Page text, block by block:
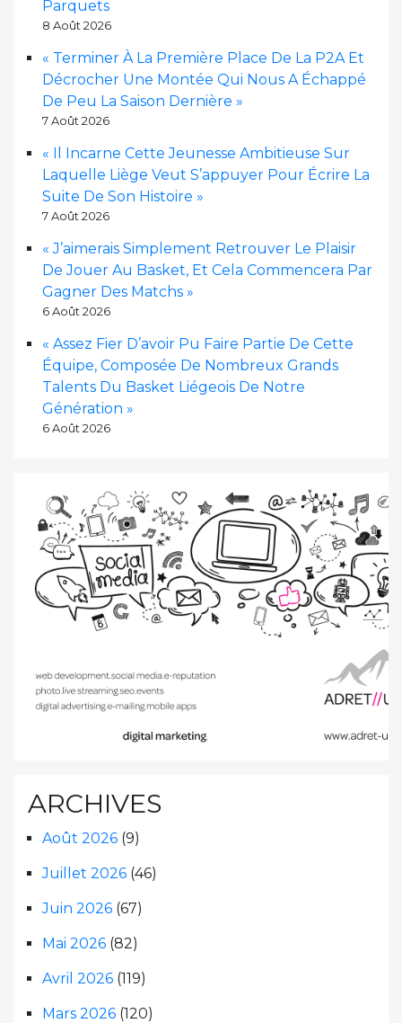
Parquets
8 Août 2026
« Terminer À La Première Place De La P2A Et
Décrocher Une Montée Qui Nous A Échappé
De Peu La Saison Dernière »
7 Août 2026
« Il Incarne Cette Jeunesse Ambitieuse Sur
Laquelle Liège Veut S’appuyer Pour Écrire La
Suite De Son Histoire »
7 Août 2026
« J’aimerais Simplement Retrouver Le Plaisir
De Jouer Au Basket, Et Cela Commencera Par
Gagner Des Matchs »
6 Août 2026
« Assez Fier D’avoir Pu Faire Partie De Cette
Équipe, Composée De Nombreux Grands
Talents Du Basket Liégeois De Notre
Génération »
6 Août 2026
ARCHIVES
Août 2026 (9)
Juillet 2026 (46)
Juin 2026 (67)
Mai 2026 (82)
Avril 2026 (119)
Mars 2026 (120)